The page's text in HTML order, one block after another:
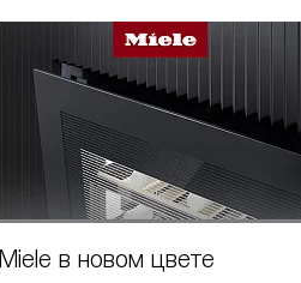
Miele в новом цвете